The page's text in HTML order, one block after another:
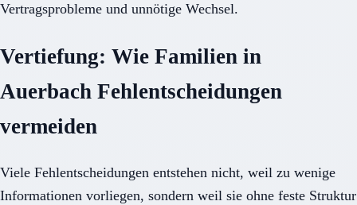
Vertragsprobleme und unnötige Wechsel.
Vertiefung: Wie Familien in
Auerbach Fehlentscheidungen
vermeiden
Viele Fehlentscheidungen entstehen nicht, weil zu wenige
Informationen vorliegen, sondern weil sie ohne feste Struktur